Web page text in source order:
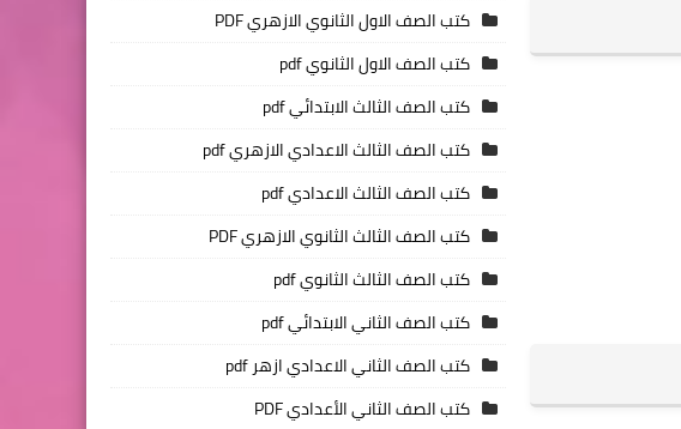
كتب الصف الاول الثانوي الازهري PDF
كتب الصف الاول الثانوي pdf
كتب الصف الثالث الابتدائي pdf
كتب الصف الثالث الاعدادي الازهري pdf
كتب الصف الثالث الاعدادي pdf
كتب الصف الثالث الثانوي الازهري PDF
كتب الصف الثالث الثانوي pdf
كتب الصف الثاني الابتدائي pdf
كتب الصف الثاني الاعدادي ازهر pdf
كتب الصف الثاني الأعدادي PDF